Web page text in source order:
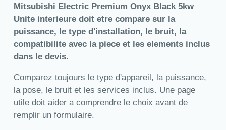
Mitsubishi Electric Premium Onyx Black 5kw
Unite interieure doit etre compare sur la
puissance, le type d'installation, le bruit, la
compatibilite avec la piece et les elements inclus
dans le devis.
Comparez toujours le type d'appareil, la puissance,
la pose, le bruit et les services inclus. Une page
utile doit aider a comprendre le choix avant de
remplir un formulaire.